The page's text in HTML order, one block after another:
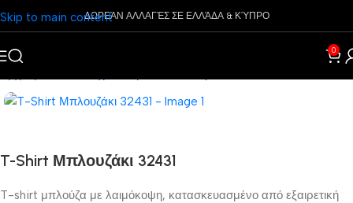
Skip to main contentΔΩΡΕΆΝ ΑΛΛΑΓΈΣ ΣΕ ΕΛΛΆΔΑ & ΚΎΠΡΟ
0
T-Shirt Μπλουζάκι 32431
T-shirt μπλούζα με λαιμόκοψη, κατασκευασμένο από εξαιρετική